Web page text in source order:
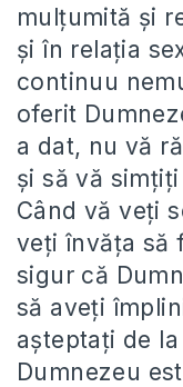
mulțumită și
și în relația
continuu
oferit
a dat, nu vă
și să vă
Când vă veți
veți învăța să
sigur că
să aveți
așteptați de
Dumnezeu